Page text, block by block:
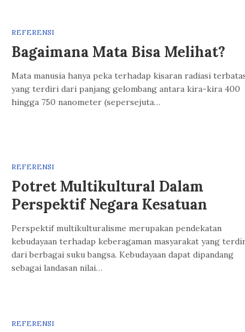
REFERENSI
Bagaimana Mata Bisa Melihat?
Mata manusia hanya peka terhadap kisaran radiasi
yang terdiri dari panjang gelombang antara kira-kira 400
hingga 750 nanometer (sepersejuta…
REFERENSI
Potret Multikultural Dalam
Perspektif Negara Kesatuan
Perspektif multikulturalisme merupakan pendekatan
kebudayaan terhadap keberagaman masyarakat yang
dari berbagai suku bangsa. Kebudayaan dapat dipandang
sebagai landasan nilai…
REFERENSI